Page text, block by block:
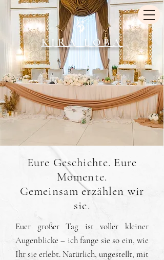
KIRA LOBA
Eure Geschichte. Eure
Momente.
Gemeinsam erzählen wir
sie.
Euer großer Tag ist voller kleiner
Augenblicke – ich fange sie so ein, wie
Ihr sie erlebt. Natürlich, ungestellt, mit